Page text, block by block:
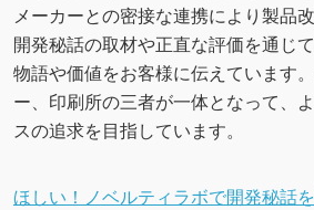
メーカーとの密接な連携により製品
開発秘話の取材や正直な評価を通じ
物語や価値をお客様に伝えています
ー、印刷所の三者が一体となって、
スの追求を目指しています。
ほしい！ノベルティラボで開発秘話